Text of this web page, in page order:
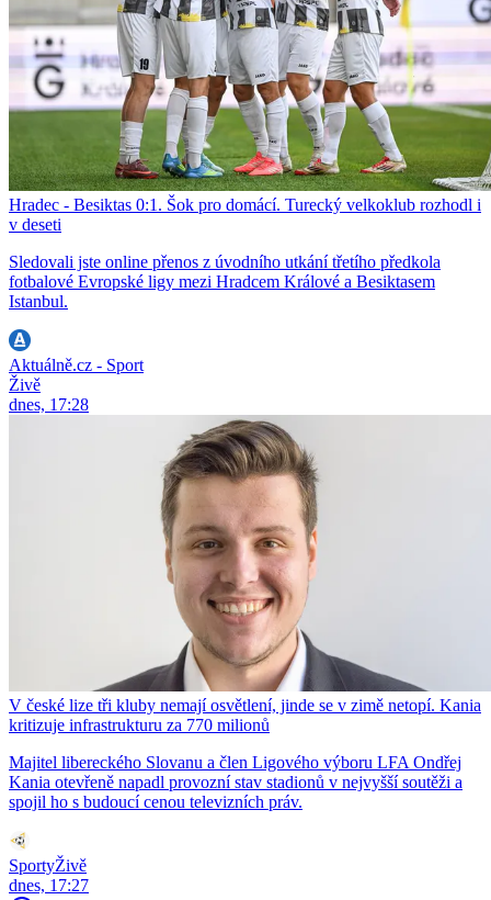
Hradec - Besiktas 0:1. Šok pro domácí. Turecký velkoklub rozhodl i
v deseti
Sledovali jste online přenos z úvodního utkání třetího předkola
fotbalové Evropské ligy mezi Hradcem Králové a Besiktasem
Istanbul.
Aktuálně.cz - Sport
Živě
dnes, 17:28
V české lize tři kluby nemají osvětlení, jinde se v zimě netopí. Kania
kritizuje infrastrukturu za 770 milionů
Majitel libereckého Slovanu a člen Ligového výboru LFA Ondřej
Kania otevřeně napadl provozní stav stadionů v nejvyšší soutěži a
spojil ho s budoucí cenou televizních práv.
SportyŽivě
dnes, 17:27